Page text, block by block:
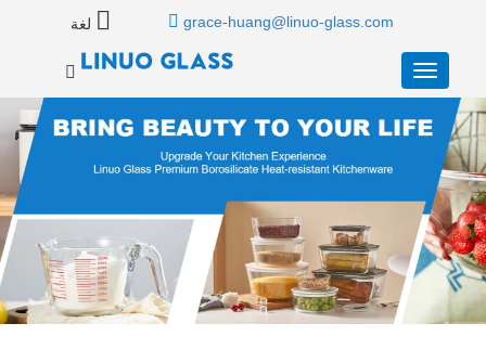
grace-huang@linuo-glass.com لغة